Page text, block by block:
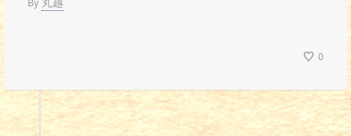
By 丸越
0